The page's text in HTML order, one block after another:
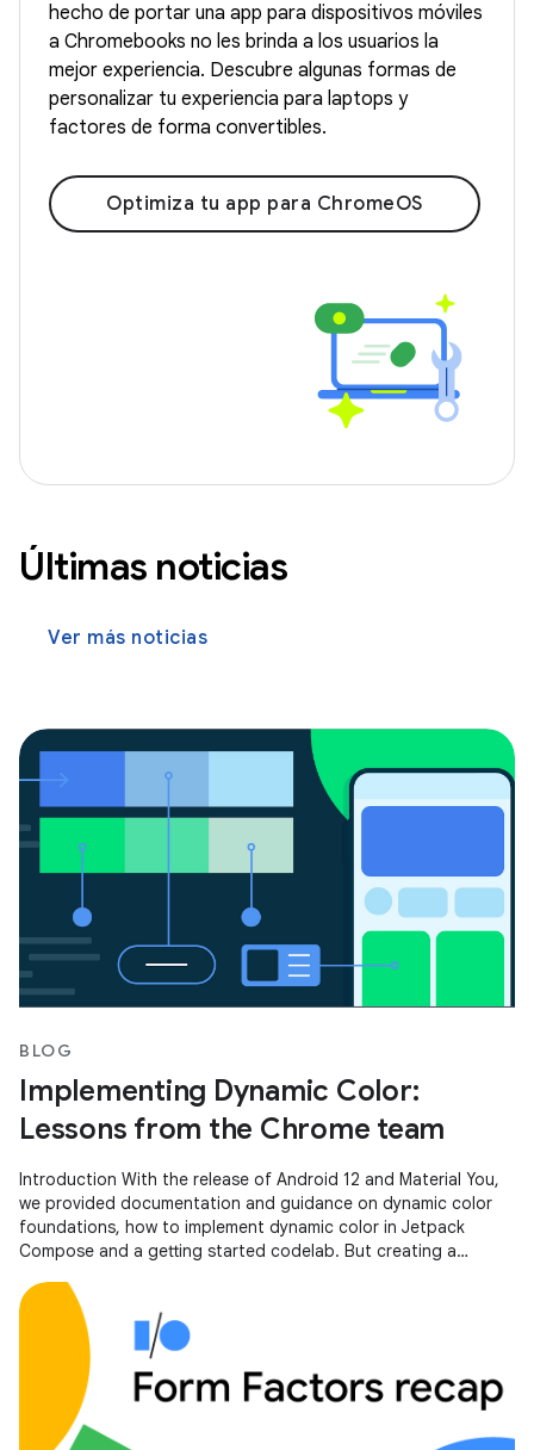
hecho de portar una app para dispositivos móviles
a Chromebooks no les brinda a los usuarios la
mejor experiencia. Descubre algunas formas de
personalizar tu experiencia para laptops y
factores de forma convertibles.
Optimiza tu app para ChromeOS
Últimas noticias
Ver más noticias
BLOG
Implementing Dynamic Color:
Lessons from the Chrome team
Introduction With the release of Android 12 and Material You,
we provided documentation and guidance on dynamic color
foundations, how to implement dynamic color in Jetpack
Compose and a getting started codelab. But creating a